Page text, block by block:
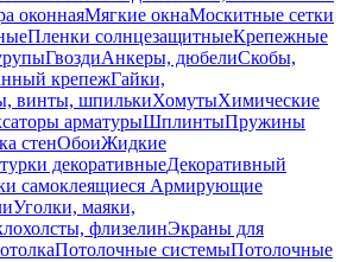
оконнаяМягкие окнаМоскитные сетки
Пленки солнцезащитныеКрепежные
ГвоздиАнкеры, дюбелиСкобы,
крепежГайки,
винты, шпилькиХомутыХимические
арматурыШплинтыПружины
стенОбоиЖидкие
декоративныеДекоративный
самоклеящиеся Армирующие
Уголки, маяки,
флизелинЭкраны для
Потолочные системыПотолочные